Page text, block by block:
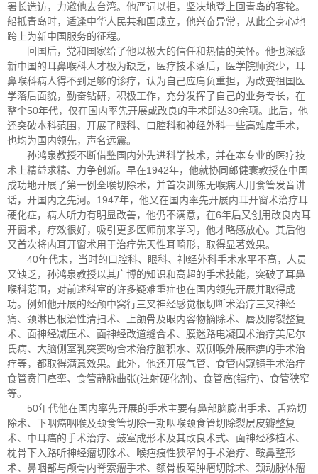
署长造访，力邀他去台湾。他严词以拒，坚决地登上回青岛的客轮。
船抵青岛时，适逢中华人民共和国成立，他兴奋异常，从此全身心地
跨上为新中国服务的征程。
回国后，党和国家给了他以极大的信任和热情的关怀。他也深感
新中国的耳鼻喉科人才极为缺乏，医疗技术落后，医学院师资少，耳
鼻喉科病人得不到足够的诊疗，认为自己应肩负重担，为改变祖国医
学落后面貌，勤奋钻研，积极工作，充分发挥了自己的业务专长，在
整个50年代，仅在国内率先开展或改良的手术即达30余项。此后，他
还突破本科范围，开展了眼科、口腔科和神经外科一些高难度手术，
也均为国内领先，声名远震。
孙鸿泉教授不断借鉴国内外先进科学技术，并在本专业的医疗技
术上精益求精、力争创新。早在1942年，他就协同郎健寰教授在中国
成功地开展了第一例全喉切除术，并首次训练无喉病人用食管发音讲
话，开国内之先河。1947年，他又在国内率先开展内耳开窗术治疗耳
硬化症，病人听力有明显改善，他仍不满意，在6年后又创用改良内耳
开窗术，疗效很好，吸引更多医师前来学习，他才略感放心。其后他
又首次将内耳开窗术用于治疗先天性耳畸形，取得显著效果。
40年代末，当时的口腔科、眼科、神经外科手术水平不高，人员
又缺乏，孙鸿泉教授以其广博的知识和高超的手术技能，突破了耳鼻
喉科范围，对前述科室的许多疑难重症也在国内领先开展并取得成
功。例如他开展的经颅中窝行三叉神经感觉根切断术治疗三叉神经
痛、颈淋巴根治性清扫术、上颌骨及眼内容物摘除术、唇及腭裂整复
术、面神经减压术、面神经改道缝合术、膜迷路电凝固术治疗美尼尔
氏病、大脑侧室乳突窦吻合术治疗脑积水、双侧喉外展麻痹的手术治
疗等，都取得满意效果。此外，他还开展气管、食管内窥镜手术治疗
食管贲门痉挛、食管静脉曲张(注射硬化剂)、食管癌(镭疗)、食管狭窄
等。
50年代他在国内率先开展的手术主要有鼻部脑膨出手术、舌癌切
除术、下咽癌咽喉及颈食管切除一期咽喉颈食管切除裂层皮瓣整复
术、中耳癌的手术治疗、鼓室成形术及其改良术式、面神经移植术、
枕骨下入路听神经瘤切除术、喉疤痕性狭窄的手术治疗、鞍鼻整形
术、鼻咽部与颅骨内脊索瘤手术、额骨板障肿瘤切除术、颈动脉体瘤